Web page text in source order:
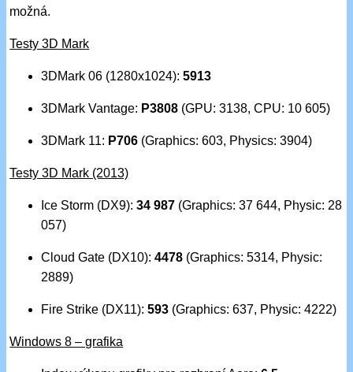
možná.
Testy 3D Mark
3DMark 06 (1280x1024):5913
3DMark Vantage: P3808 (GPU: 3138, CPU: 10 605)
3DMark 11: P706 (Graphics: 603, Physics: 3904)
Testy 3D Mark (2013)
Ice Storm (DX9):34 987 (Graphics: 37 644, Physic: 28
057)
Cloud Gate (DX10):4478 (Graphics: 5314, Physic:
2889)
Fire Strike (DX11):593 (Graphics: 637, Physic: 4222)
Windows 8 – grafika